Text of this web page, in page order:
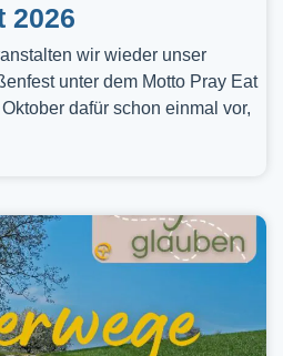
2026
wir wieder unser
unter dem Motto Pray Eat
dafür schon einmal vor,